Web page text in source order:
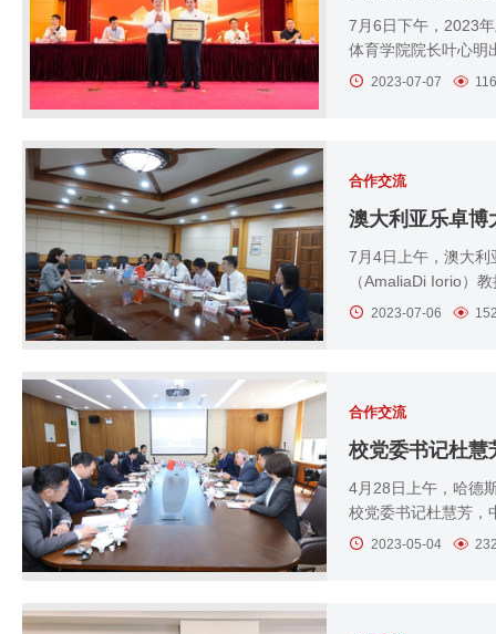
7月6日下午，2023
体育学院院长叶心明
2023-07-07
合作交流
澳大利亚乐卓博
7月4日上午，澳大利
（AmaliaDi Iorio）
2023-07-06
合作交流
4月28日上午，哈德
校党委书记杜慧芳，
2023-05-04